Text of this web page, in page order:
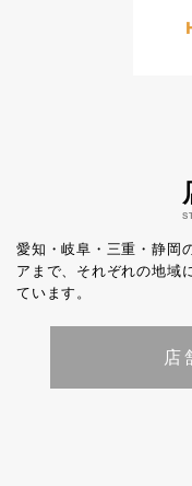
愛知・岐阜・三重・静岡
アまで、それぞれの地域
ています。
店